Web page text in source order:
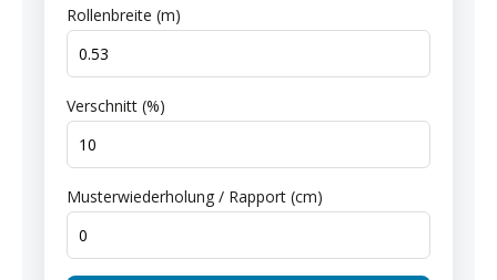
Rollenbreite (m)
Verschnitt (%)
Musterwiederholung / Rapport (cm)